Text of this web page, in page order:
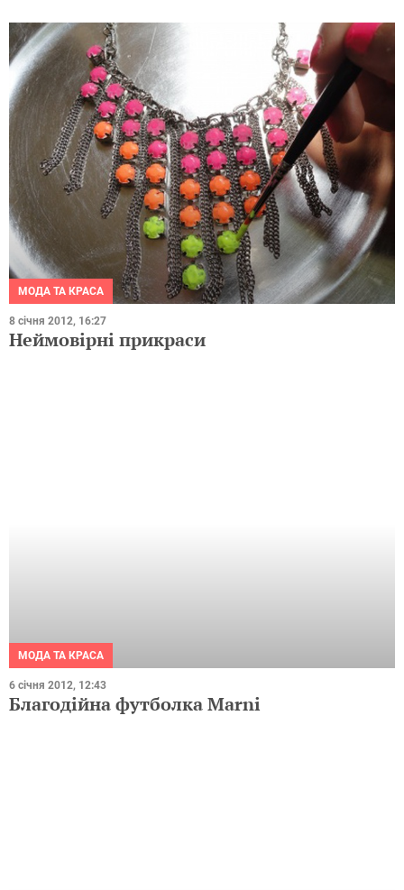
МОДА ТА КРАСА
Неймовірні прикраси
6 січня 2012, 12:43
Благодійна футболка Marni